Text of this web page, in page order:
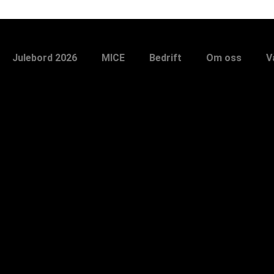
Julebord 2026 MICE Bedrift Om oss